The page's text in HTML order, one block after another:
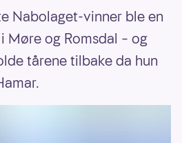
Nabolaget-vinner ble en
Møre og Romsdal – og
tårene tilbake da hun